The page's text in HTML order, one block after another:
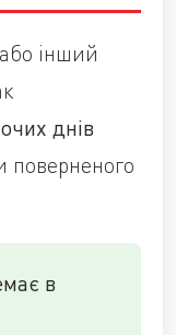
інший
днів
поверненого
в